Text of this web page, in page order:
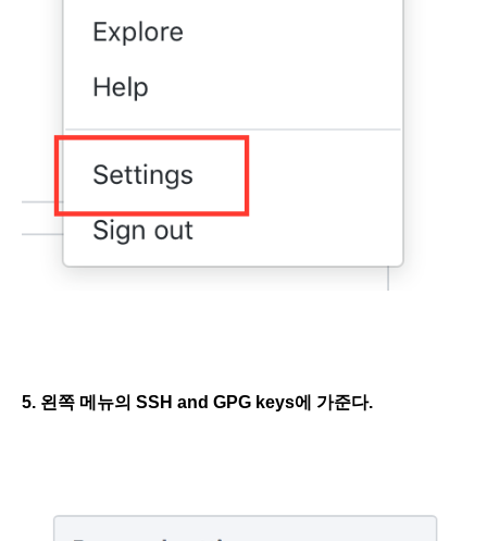
5. 왼쪽 메뉴의 SSH and GPG keys에 가준다.